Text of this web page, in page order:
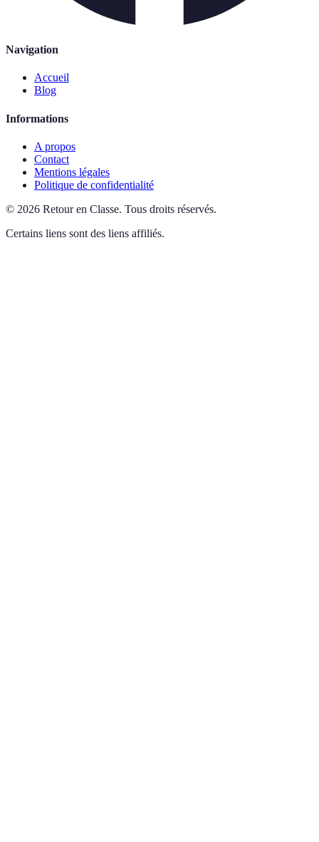
Navigation
Accueil
Blog
Informations
A propos
Contact
Mentions légales
Politique de confidentialité
© 2026 Retour en Classe. Tous droits réservés.
Certains liens sont des liens affiliés.